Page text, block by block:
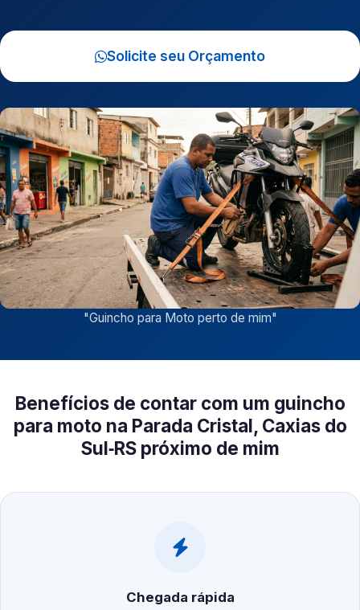
Solicite seu Orçamento
"Guincho para Moto perto de mim"
Benefícios de contar com um guincho
para moto na Parada Cristal, Caxias do
Sul‑RS próximo de mim
Chegada rápida